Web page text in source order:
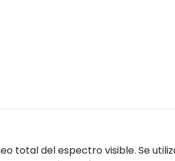
total del espectro visible. Se